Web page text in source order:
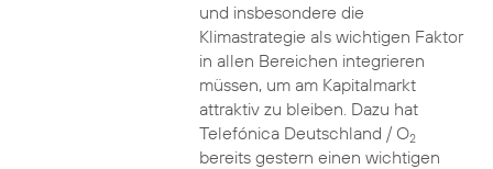
und insbesondere die
Klimastrategie als wichtigen Faktor
in allen Bereichen integrieren
müssen, um am Kapitalmarkt
attraktiv zu bleiben. Dazu hat
Telefónica Deutschland / O2
bereits gestern einen wichtigen